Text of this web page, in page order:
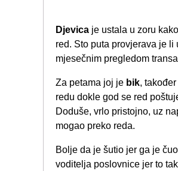
Djevica je ustala u zoru
red. Sto puta provjerava je
mjesečnim pregledom
Za petama joj je bik,
redu dokle god se red
Doduše, vrlo pristojno, uz
mogao preko reda.
Bolje da je šutio jer ga je čuo
voditelja poslovnice jer to